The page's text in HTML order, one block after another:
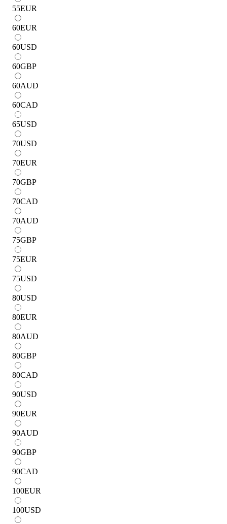
55EUR
60EUR
60USD
60GBP
60AUD
60CAD
65USD
70USD
70EUR
70GBP
70CAD
70AUD
75GBP
75EUR
75USD
80USD
80EUR
80AUD
80GBP
80CAD
90USD
90EUR
90AUD
90GBP
90CAD
100EUR
100USD